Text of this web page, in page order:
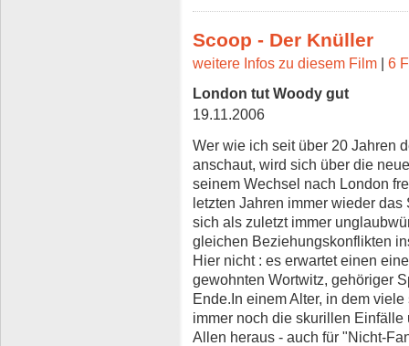
Scoop - Der Knüller
weitere Infos zu diesem Film | 6
London tut Woody gut
19.11.2006
Wer wie ich seit über 20 Jahren
anschaut, wird sich über die
seinem Wechsel nach London
letzten Jahren immer wieder
sich als zuletzt immer
gleichen Beziehungskonflikten
Hier nicht : es erwartet einen
gewohnten Wortwitz, gehöriger
Ende.In einem Alter, in dem
immer noch die skurillen
Allen heraus - auch für "Nicht-